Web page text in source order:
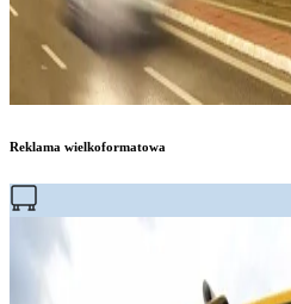
Reklama wielkoformatowa